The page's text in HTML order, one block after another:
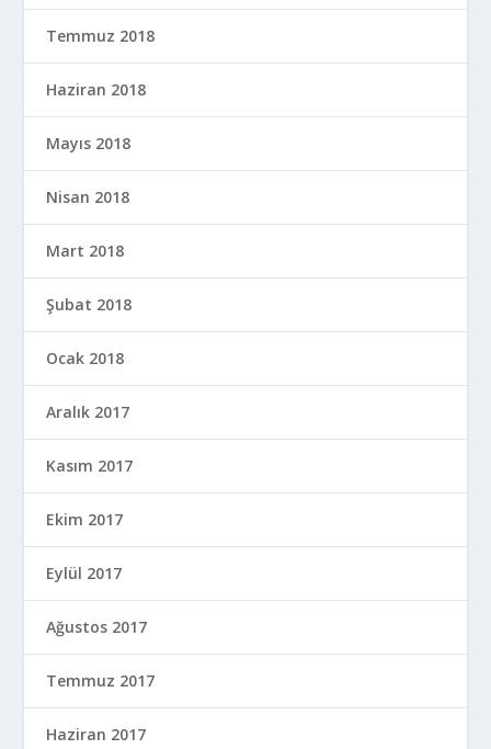
Temmuz 2018
Haziran 2018
Mayıs 2018
Nisan 2018
Mart 2018
Şubat 2018
Ocak 2018
Aralık 2017
Kasım 2017
Ekim 2017
Eylül 2017
Ağustos 2017
Temmuz 2017
Haziran 2017